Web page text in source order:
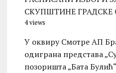
СКУПШТИНЕ
4 views
У оквиру Смотре АП
одиграна представа
позоришта „Бата